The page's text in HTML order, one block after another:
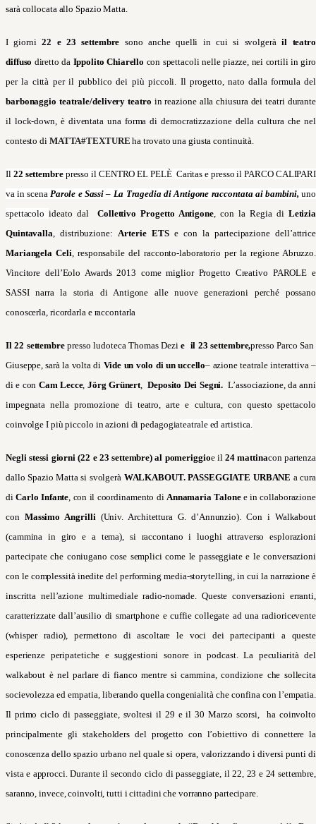
sarà collocata allo Spazio Matta.
I giorni22 e 23 settembre sono anche quelli in cui si svolgeràil teatro
diffuso diretto da Ippolito Chiarello con spettacoli nelle piazze, nei cortili in giro
per la città per il pubblico dei più piccoli.
Il progetto, natodalla formula del
barbonaggio teatrale/delivery teatro in reazione alla chiusura dei teatri durante
il lock-down, è diventata una forma di democratizzazione della cultura che nel
contesto di MATTA#TEXTUREha trovato una giusta continuità.
Il 22 settembre presso il CENTRO EL PELÈ Caritas e presso il PARCO CALIPARI
va in scena Parole e Sassi – La Tragedia di Antigone raccontata ai bambini,uno
spettacoloideato dalCollettivo Progetto Antigone, con la Regia di Letizia
Quintavalla , distribuzione: Arterie ETS e con la partecipazione dell’attrice
Mariangela Celi , responsabile del racconto-laboratorio per la regione Abruzzo.
Vincitore dell’Eolo Awards 2013 come miglior Progetto Creativo PAROLE e
SASSI narra la storia di Antigone alle nuove generazioni perché possano
conoscerla, ricordarla e raccontarla
Il 22 settembrepresso ludoteca Thomas Dezie il 23 settembre,presso Parco San
Giuseppe, sarà la volta di Vide un volo di un uccello– azione teatrale interattiva –
di e con Cam Lecce, Jörg Grünert,Deposito Dei Segni.L’associazione, da anni
impegnata nella promozione di teatro, arte e cultura, con questo spettacolo
coinvolge I più piccolo in azioni di pedagogiateatrale ed artistica.
Negli stessi giorni (22 e 23 settembre) al pomeriggioe il24 mattinacon partenza
dallo Spazio Matta si svolgerà WALKABOUT. PASSEGGIATE URBANE a cura
diCarlo Infante, con il coordinamento di Annamaria Talonee in collaborazione
con Massimo Angrilli (Univ. Architettura G. d’Annunzio). Con i Walkabout
(cammina in giro e a tema), si raccontano i luoghi attraverso esplorazioni
partecipate che coniugano cose semplici come le passeggiate e le conversazioni
con le complessità inedite del performing media-storytelling, in cui la narrazione è
inscritta nell’azione multimediale radio-nomade. Queste conversazioni erranti,
caratterizzate dall’ausilio di smartphone e cuffie collegate ad una radioricevente
(whisper radio), permettono di ascoltare le voci dei partecipanti a queste
esperienze peripatetiche e suggestioni sonore in podcast. La peculiarità del
walkabout è nel parlare di fianco mentre si cammina, condizione che sollecita
socievolezza ed empatia, liberando quella congenialità che confina con l’empatia.
Il primo ciclo di passeggiate, svoltesi il 29 e il 30 Marzo scorsi, ha coinvolto
principalmente gli stakeholders del progetto con l’obiettivo di connettere la
conoscenza dello spazio urbano nel quale si opera, valorizzando i diversi punti di
vista e approcci. Durante il secondo ciclo di passeggiate, il 22, 23 e 24 settembre,
saranno, invece, coinvolti, tutti i cittadini che vorranno partecipare.